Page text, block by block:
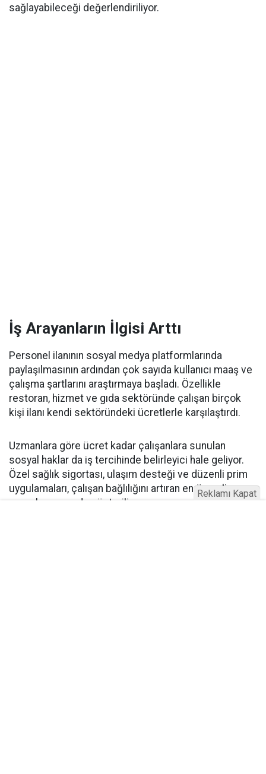
sağlayabileceği değerlendiriliyor.
İş Arayanların İlgisi Arttı
Personel ilanının sosyal medya platformlarında
paylaşılmasının ardından çok sayıda kullanıcı maaş ve
çalışma şartlarını araştırmaya başladı. Özellikle
restoran, hizmet ve gıda sektöründe çalışan birçok
kişi ilanı kendi sektöründeki ücretlerle karşılaştırdı.
Uzmanlara göre ücret kadar çalışanlara sunulan
sosyal haklar da iş tercihinde belirleyici hale geliyor.
Özel sağlık sigortası, ulaşım desteği ve düzenli prim
uygulamaları, çalışan bağlılığını artıran en önemli
unsurlar arasında gösteriliyor.
Reklamı Kapat